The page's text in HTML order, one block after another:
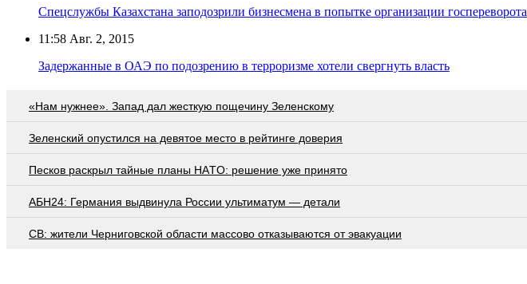
Спецслужбы Казахстана заподозрили бизнесмена в попытке организации госпереворота
11:58 Авг. 2, 2015
Задержанные в ОАЭ по подозрению в терроризме хотели свергнуть власть
«Нам нужнее». Запад дал жесткую пощечину Зеленскому
Зеленский опустился на девятое место в рейтинге доверия
Пecкoв рacкрыл тaйныe плaны НAТO: рeшeниe ужe принятo
АБН24: Германия выдвинула России ультиматум — детали
СВ: жители Черниговской области массово отказываются от эвакуации